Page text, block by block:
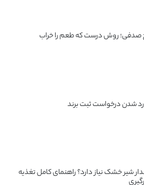
صدفی؛ روش درست که طعم را خراب
رد شدن درخواست ثبت برند
شیر خشک نیاز دارد؟ راهنمای کامل تغذیه